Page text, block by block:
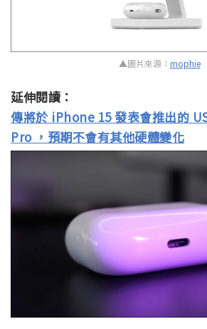
▲圖片來源： mophie
延伸閱讀：
傳將於 iPhone 15 發表會推出的
Pro ，預期不會有其他硬體變化